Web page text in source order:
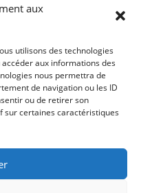
aux
utilisons des technologies
aux informations des
nous permettra de
de navigation ou les ID
ou de retirer son
sur certaines caractéristiques
< >